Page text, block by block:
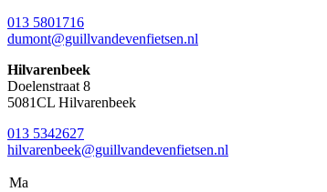
013 5801716
dumont@guillvandevenfietsen.nl
Hilvarenbeek
Doelenstraat 8
5081CL Hilvarenbeek
013 5342627
hilvarenbeek@guillvandevenfietsen.nl
Ma